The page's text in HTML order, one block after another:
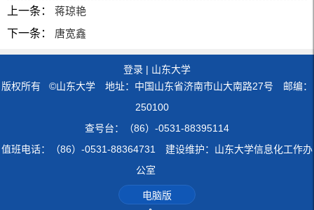
上一条：
蒋琼艳
下一条：
唐宽鑫
登录 | 山东大学
版权所有 ©山东大学 地址：中国山东省济南市山大南路27号 邮编：
250100
查号台：（86）-0531-88395114
值班电话：（86）-0531-88364731 建设维护：山东大学信息化工作办
公室
电脑版